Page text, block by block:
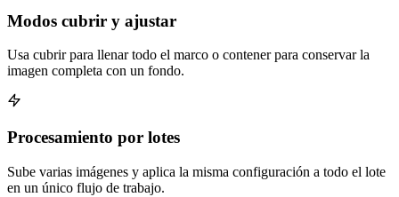
Modos cubrir y ajustar
Usa cubrir para llenar todo el marco o contener para conservar la
imagen completa con un fondo.
Procesamiento por lotes
Sube varias imágenes y aplica la misma configuración a todo el lote
en un único flujo de trabajo.